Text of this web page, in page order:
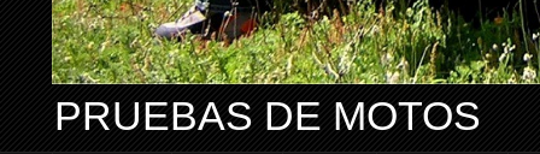
PRUEBAS DE MOTOS